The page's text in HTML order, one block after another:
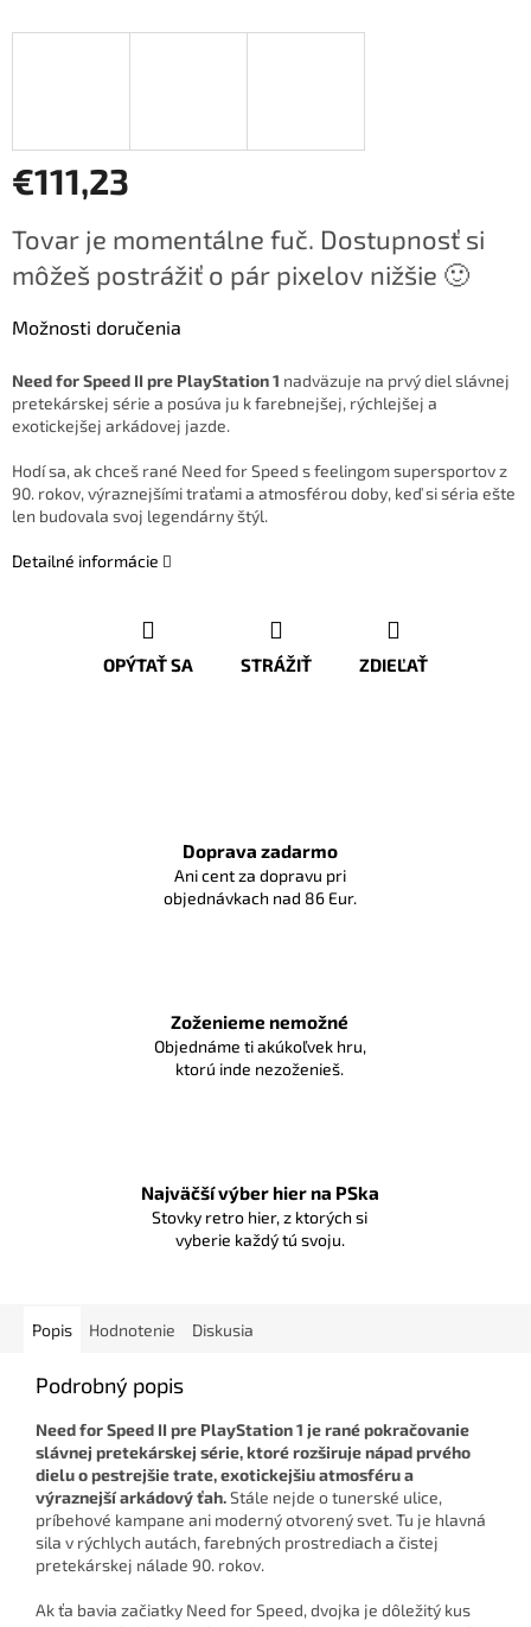
€111,23
cena:
Tovar je momentálne fuč. Dostupnosť si
môžeš postrážiť o pár pixelov nižšie 🙂
Možnosti doručenia
Need for Speed II pre PlayStation 1 nadväzuje na prvý diel slávnej
pretekárskej série a posúva ju k farebnejšej, rýchlejšej a
exotickejšej arkádovej jazde.
Hodí sa, ak chceš rané Need for Speed s feelingom supersportov z
90. rokov, výraznejšími traťami a atmosférou doby, keď si séria ešte
len budovala svoj legendárny štýl.
Detailné informácie
OPÝTAŤ SA STRÁŽIŤ ZDIEĽAŤ
Doprava zadarmo
Ani cent za dopravu pri
objednávkach nad 86 Eur.
Zoženieme nemožné
Objednáme ti akúkoľvek hru,
ktorú inde nezoženieš.
Najväčší výber hier na PSka
Stovky retro hier, z ktorých si
vyberie každý tú svoju.
Popis Hodnotenie Diskusia
Podrobný popis
Need for Speed II pre PlayStation 1 je rané pokračovanie
slávnej pretekárskej série, ktoré rozširuje nápad prvého
dielu o pestrejšie trate, exotickejšiu atmosféru a
výraznejší arkádový ťah.Stále nejde o tunerské ulice,
príbehové kampane ani moderný otvorený svet. Tu je hlavná
sila v rýchlych autách, farebných prostrediach a čistej
pretekárskej nálade 90. rokov.
Ak ťa bavia začiatky Need for Speed, dvojka je dôležitý kus